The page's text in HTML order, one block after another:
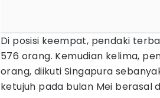
Di posisi keempat, pendaki
576 orang. Kemudian kelima,
orang, diikuti Singapura
ketujuh pada bulan Mei berasal